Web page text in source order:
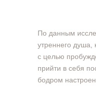
По данным
утреннего душа,
с целью
прийти в себя
бодром